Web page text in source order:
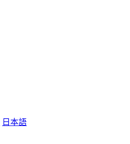
日本語